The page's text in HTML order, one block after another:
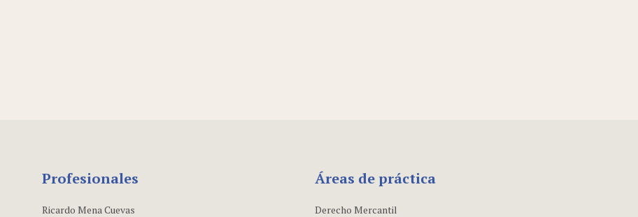
Profesionales
Ricardo Mena Cuevas
Áreas de práctica
Derecho Mercantil